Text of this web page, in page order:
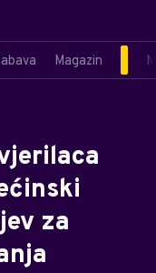
Magazin
za